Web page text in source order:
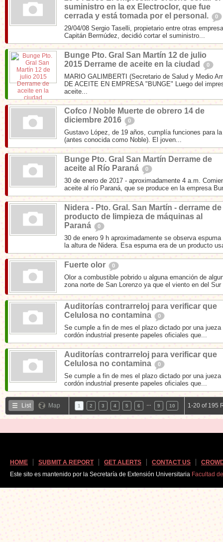
suministro en la ex Electroclor, que fue
cerrada y está tomada por el personal.
0
29/04/08 Sergio Taselli, propietario entre otras
Capitán Bermúdez, decidió cortar el suministro...
Bunge Pto. Gral San Martín 12 de julio
2015 Derrame de aceite en la ciudad
0
MARIO GALIMBERTI (Secretario de Salud y Medio
DE ACEITE EN EMPRESA "BUNGE" Luego del
aceite...
Cofco / Noble Muerte de obrero 14 de
diciembre 2016
0
Gustavo López, de 19 años, cumplía funciones para
(antes conocida como Noble). El joven...
Bunge Pto. Gral San Martín Derrame de
aceite al Río Paraná
0
30 de enero de 2017 - aproximadamente 4 a.m.
aceite al río Paraná, que se produce en la empresa
Nidera - Pto. Gral. San Martín - derrame de
producto de limpieza de máquinas al
Paraná
0
30 de enero 9 h aproximadamente se observa
la altura de Nidera. Esa espuma era de un producto
Fuerte olor 0
Olor a combustible pobrido u alguna emanción de
zona norte de San Lorenzo ya que el viento en del Sur
Auditorías contrarreloj para verificar que
Celulosa no contamina
0
Se cumple a fin de mes el plazo dictado por una
cordón industrial presente papeles oficiales que...
Auditorías contrarreloj para verificar que
Celulosa no contamina
0
Se cumple a fin de mes el plazo dictado por una
cordón industrial presente papeles oficiales que...
List Map 1 2 3 4 5 6 9 10 1-20 of 195
HOME SUBMIT A REPORT GET ALERTS CONTACT US
Este sito es mantenido por la Secretaría de Extensión Universitaria Facultad